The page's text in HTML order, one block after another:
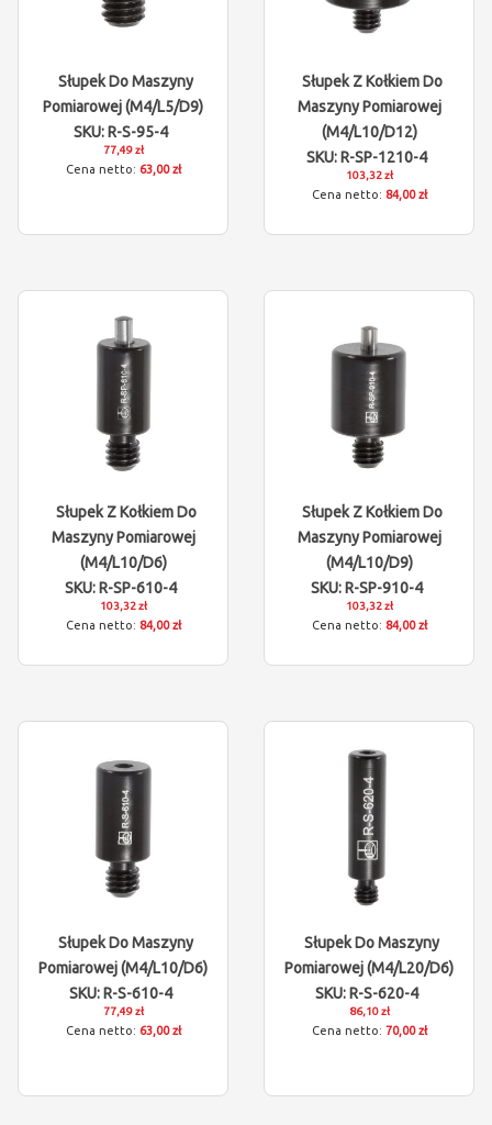
Słupek Do Maszyny
Pomiarowej (M4/L5/D9)
SKU: R-S-95-4
77,49 zł
63,00 zł
Słupek Z Kołkiem Do
Maszyny Pomiarowej
(M4/L10/D12)
SKU: R-SP-1210-4
103,32 zł
84,00 zł
Słupek Z Kołkiem Do
Maszyny Pomiarowej
(M4/L10/D6)
SKU: R-SP-610-4
103,32 zł
84,00 zł
Słupek Z Kołkiem Do
Maszyny Pomiarowej
(M4/L10/D9)
SKU: R-SP-910-4
103,32 zł
84,00 zł
Słupek Do Maszyny
Pomiarowej (M4/L10/D6)
SKU: R-S-610-4
77,49 zł
63,00 zł
Słupek Do Maszyny
Pomiarowej (M4/L20/D6)
SKU: R-S-620-4
86,10 zł
70,00 zł